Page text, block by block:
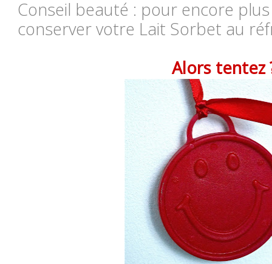
Conseil beauté : pour encore
conserver votre Lait Sorbet au
Alors tentez